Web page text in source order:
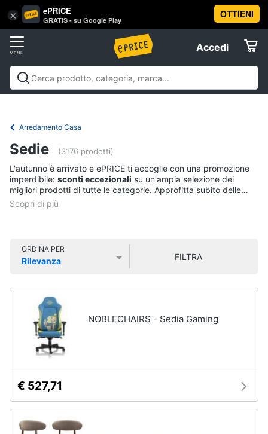
× ePRICE
GRATIS - su Google Play
OTTIENI
Accedi
Accedi
Registrati
Offerte
Informatica
Telefonia
Tv
Cinema
home
Videogiochi
Audio
Clima
Vai
al
Arredamento Casa
Sedie (3176 prodotti)
L'autunno è arrivato e ePRICE ti accoglie con una promozione
imperdibile: sconti eccezionali su un'ampia selezione dei
migliori prodotti di tutte le categorie. Approfitta subito delle
nostre offerte esclusive, valide
Preparati alla nuova stagione con il meglio della tecnologia,
per soddisfare ogni tua esigenza.
ORDINA PER
Rilevanza
FILTRA
NOBLECHAIRS - Sedia Gaming
€ 527,71